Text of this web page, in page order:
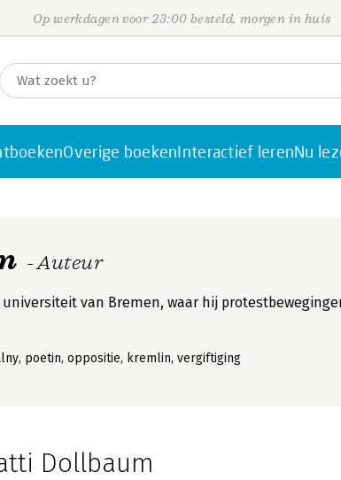
Op werkdagen voor 23:00 besteld, morgen in huis
Overige boekenInteractief lerenNu
- Auteur
van Bremen, waar hij
poetin, oppositie, kremlin, vergiftiging
Dollbaum